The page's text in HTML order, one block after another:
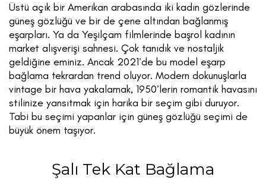
Üstü açık bir Amerikan arabasında iki kadın gözlerinde
güneş gözlüğü ve bir de çene altından bağlanmış
eşarpları. Ya da Yeşilçam filmlerinde başrol kadının
market alışverişi sahnesi. Çok tanıdık ve nostaljik
geldiğine eminiz. Ancak 2021’de bu model eşarp
bağlama tekrardan trend oluyor. Modern dokunuşlarla
vintage bir hava yakalamak, 1950’lerin romantik havasını
stilinize yansıtmak için harika bir seçim gibi duruyor.
Tabi bu seçimi yapanlar için güneş gözlüğü seçimi de
büyük önem taşıyor.
Şalı Tek Kat Bağlama